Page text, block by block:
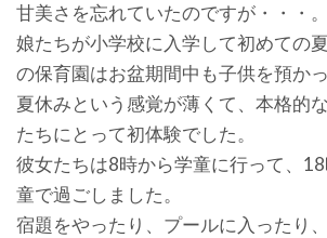
甘美さを忘れていたのですが・・・。
娘たちが小学校に入学して初めての
の保育園はお盆期間中も子供を預か
夏休みという感覚が薄くて、本格的
たちにとって初体験でした。
彼女たちは8時から学童に行って、
童で過ごしました。
宿題をやったり、プールに入ったり